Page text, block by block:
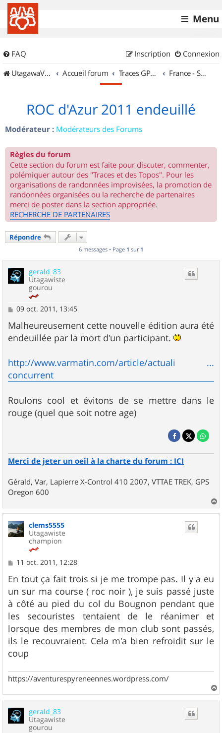
Menu
FAQ Connexion
Inscription
UtagawaVTT (Randos VTT et VTTAE avec traces GPS)
Accueil forum Traces GPS de randos VTT France - Sud Est
ROC d'Azur 2011 endeuillé
Modérateur : Modérateurs des Forums
Règles du forum
Cette section du forum est faite pour discuter, commenter,
polémiquer autour des "Traces et des Topos". Pour les
organisations de randonnées improvisées, la promotion de
randonnées organisées ou la recherche de partenaires
merci de poster dans la section appropriée.
RECHERCHE DE PARTENAIRES
Répondre
6 messages • Page 1 sur 1
gerald_83
Utagawiste
gourou
M
s
s
a
09 oct. 2011, 13:45
Malheureusement cette nouvelle édition aura été
endeuillée par la mort d'un participant.
http://www.varmatin.com/article/actuali ...
concurrent
Roulons cool et évitons de se mettre dans le
rouge (quel que soit notre age)
Merci de jeter un oeil à la charte du forum : ICI
Gérald, Var, Lapierre X-Control 410 2007, VTTAE TREK, GPS
Oregon 600
a
u
clems5555
Utagawiste
champion
M
s
s
a
g
e
11 oct. 2011, 12:28
En tout ça fait trois si je me trompe pas. Il y a eu
un sur ma course ( roc noir ), je suis passé juste
à côté au pied du col du Bougnon pendant que
les secouristes tentaient de le réanimer et
lorsque des membres de mon club sont passés,
ils le recouvraient. Cela m'a bien refroidit sur le
coup
https://aventurespyreneennes.wordpress.com/
a
gerald_83
Utagawiste
gourou